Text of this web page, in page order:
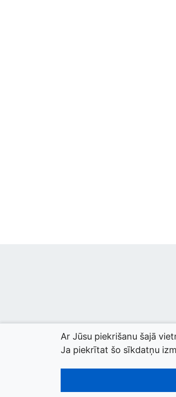
© 2026 termini.gov.lv. Izstrādātājs:
Ar Jūsu piekrišanu šajā
Ja piekrītat šo sīkdatņu